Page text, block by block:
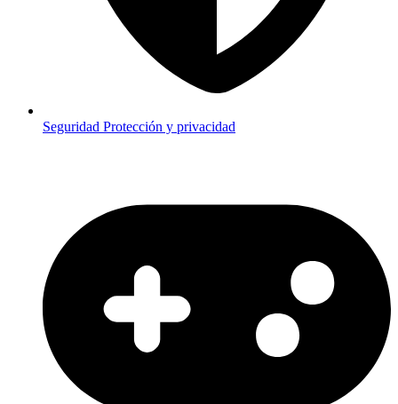
Seguridad Protección y privacidad